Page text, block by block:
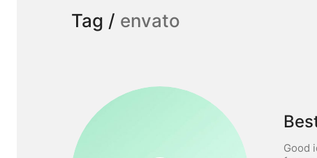
Tag / envato
Good